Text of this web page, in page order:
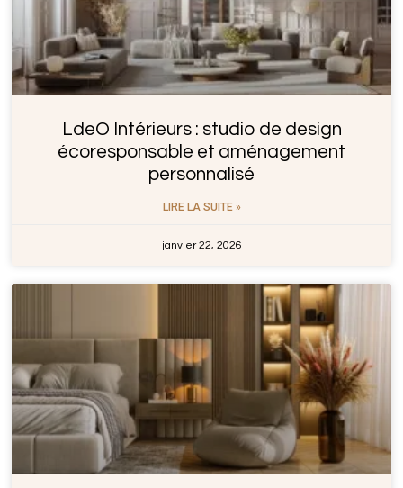
LdeO Intérieurs : studio de design
écoresponsable et aménagement
personnalisé
LIRE LA SUITE »
janvier 22, 2026